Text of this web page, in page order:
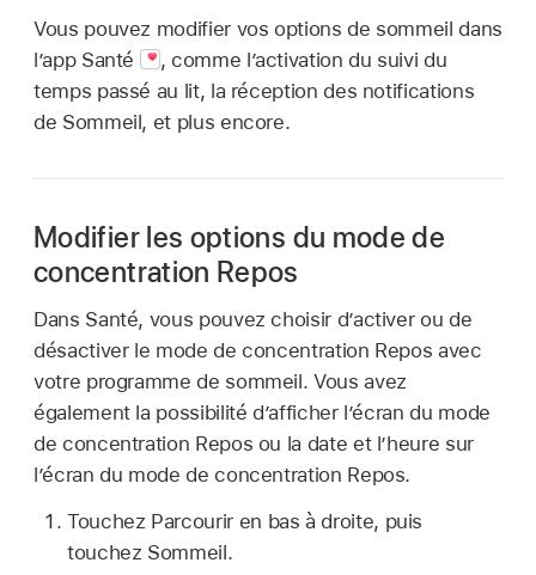
Vous pouvez modifier vos options de sommeil dans
l’app Santé
, comme l’activation du suivi du
temps passé au lit, la réception des notifications
de Sommeil, et plus encore.
Modifier les options du mode de
concentration Repos
Dans Santé, vous pouvez choisir d’activer ou de
désactiver le mode de concentration Repos avec
votre programme de sommeil. Vous avez
également la possibilité d’afficher l’écran du mode
de concentration Repos ou la date et l’heure sur
l’écran du mode de concentration Repos.
Touchez Parcourir en bas à droite, puis
touchez Sommeil.